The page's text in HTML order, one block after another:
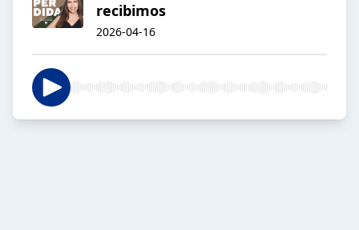
recibimos
2026-04-16